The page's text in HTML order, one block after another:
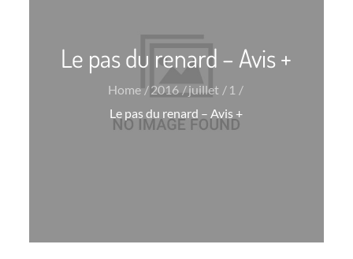
Le pas du renard – Avis +
Home 2016 juillet
1
Le pas du renard – Avis +